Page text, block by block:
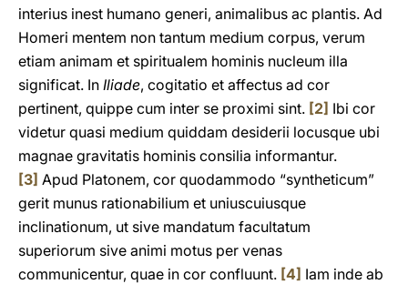
interius inest humano generi, animalibus ac plantis. Ad
Homeri mentem non tantum medium corpus, verum
etiam animam et spiritualem hominis nucleum illa
significat. In Iliade, cogitatio et affectus ad cor
pertinent, quippe cum inter se proximi sint. [2] Ibi cor
videtur quasi medium quiddam desiderii locusque ubi
magnae gravitatis hominis consilia informantur.
[3] Apud Platonem, cor quodammodo “syntheticum”
gerit munus rationabilium et uniuscuiusque
inclinationum, ut sive mandatum facultatum
superiorum sive animi motus per venas
communicentur, quae in cor confluunt. [4] Iam inde ab